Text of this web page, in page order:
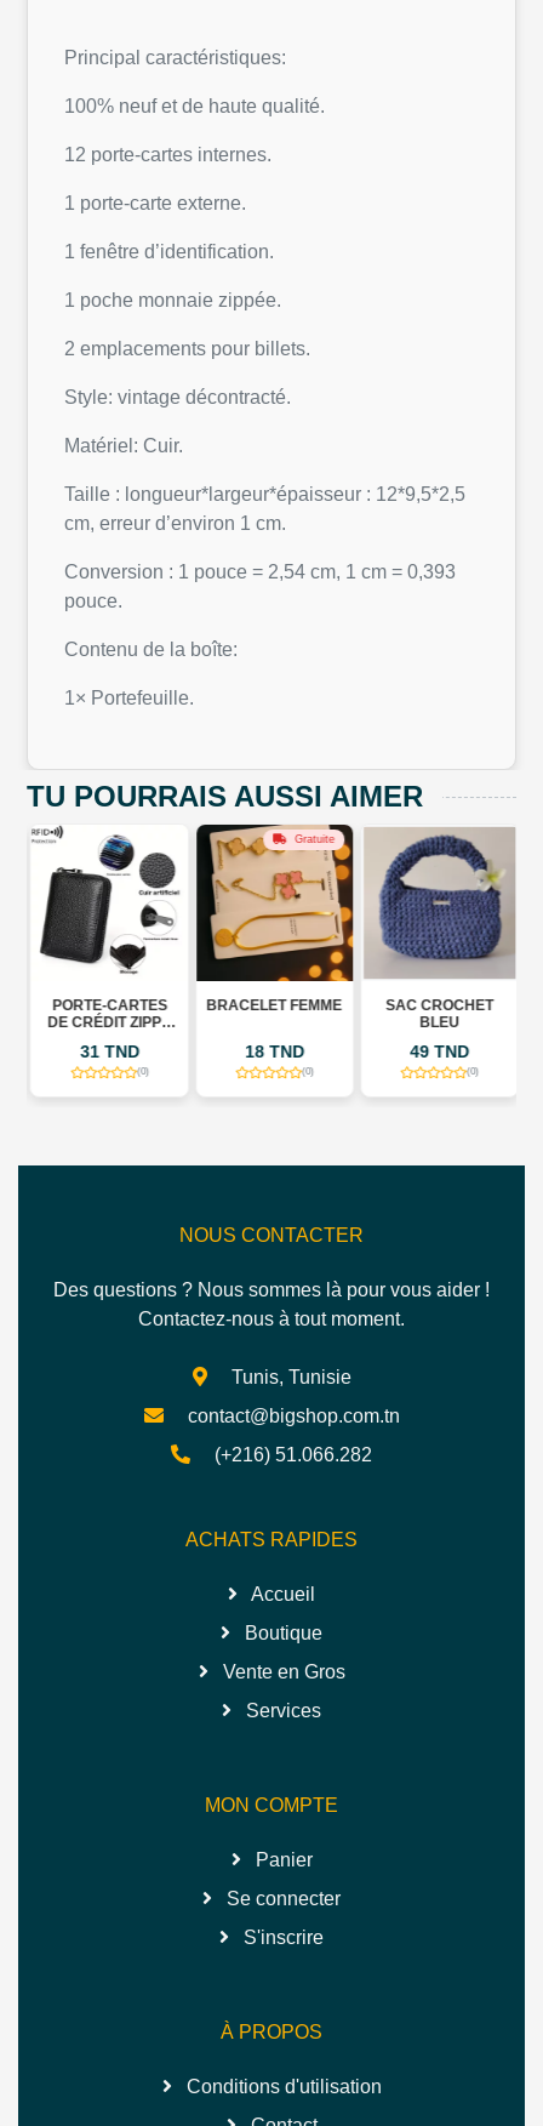
Principal caractéristiques:
100% neuf et de haute qualité.
12 porte-cartes internes.
1 porte-carte externe.
1 fenêtre d’identification.
1 poche monnaie zippée.
2 emplacements pour billets.
Style: vintage décontracté.
Matériel: Cuir.
Taille : longueur*largeur*épaisseur : 12*9,5*2,5
cm, erreur d’environ 1 cm.
Conversion : 1 pouce = 2,54 cm, 1 cm = 0,393
pouce.
Contenu de la boîte:
1× Portefeuille.
TU POURRAIS AUSSI AIMER
PORTE-CARTES
DE CRÉDIT ZIPPÉ
PROTECTION RFID
- 9
31 TND
(0)
BRACELET FEMME
18 TND
(0)
Gratuite
SAC CROCHET
BLEU
49 TND
(0)
NOUS CONTACTER
Des questions ? Nous sommes là pour vous aider !
Contactez-nous à tout moment.
Tunis, Tunisie
contact@bigshop.com.tn
(+216) 51.066.282
ACHATS RAPIDES
Accueil
Boutique
Vente en Gros
Services
MON COMPTE
Panier
Se connecter
S'inscrire
À PROPOS
Conditions d'utilisation